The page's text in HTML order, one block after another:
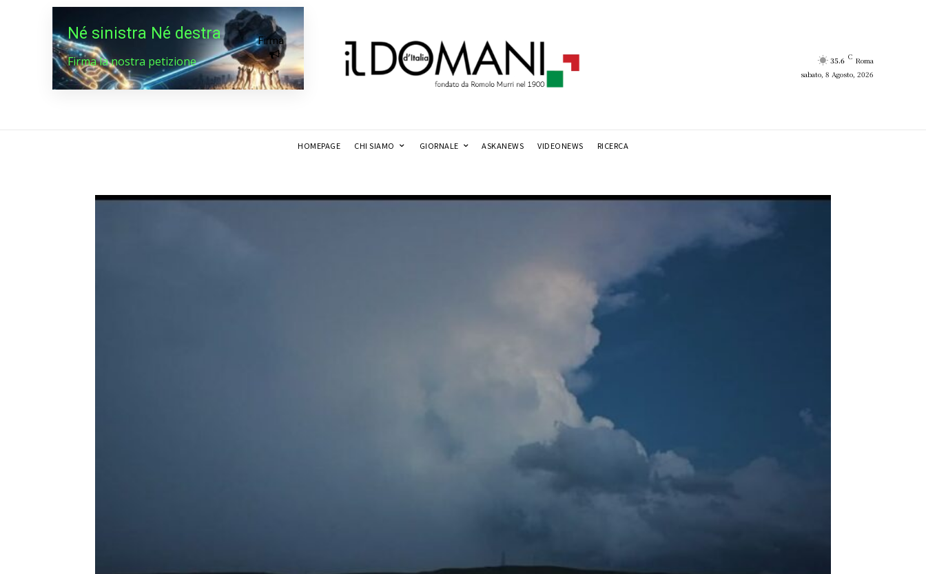
Né sinistra Né destra
Firma la nostra petizione
Firma
35.6 C Roma
sabato, 8 Agosto, 2026
HOMEPAGE CHI SIAMO GIORNALE ASKANEWS VIDEONEWS RICERCA